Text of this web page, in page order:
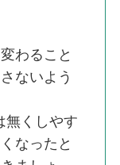
わること
ないよう
無くしやす
なったと